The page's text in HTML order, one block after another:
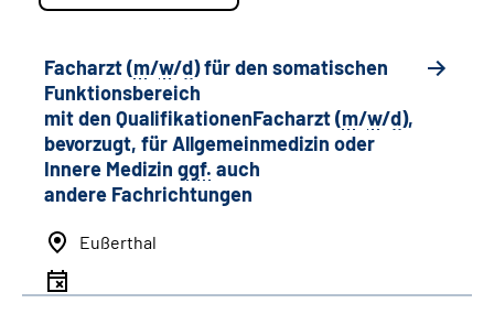
Facharzt (m/w/d) für den somatischen
Funktionsbereich
mit den QualifikationenFacharzt (m/w/d),
bevorzugt, für Allgemeinmedizin oder
Innere Medizin ggf. auch
andere Fachrichtungen
Eußerthal